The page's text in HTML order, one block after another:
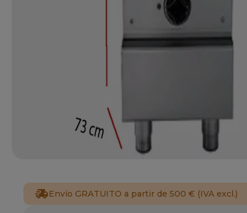
Envío GRATUITO a partir de 500 € (IVA excl.)